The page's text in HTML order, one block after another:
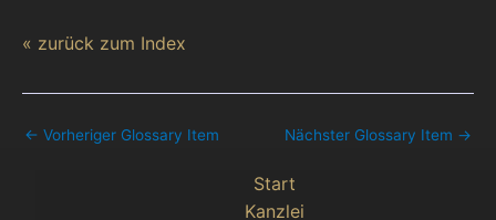
« zurück zum Index
← Vorheriger Glossary Item Nächster Glossary Item →
Start
Kanzlei